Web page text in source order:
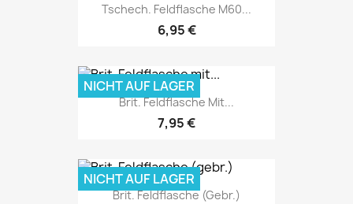
Tschech. Feldflasche M60...
6,95 €
Brit. Feldflasche Mit...
7,95 €
NICHT AUF LAGER
Brit. Feldflasche (gebr.)
NICHT AUF LAGER